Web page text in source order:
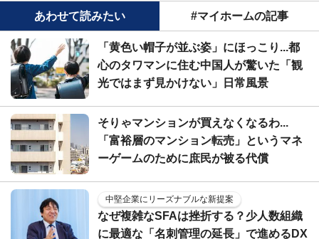
あわせて読みたい #マイホームの記事
「黄色い帽子が並ぶ姿」にほっこり...都
心のタワマンに住む中国人が驚いた「観
光ではまず見かけない」日常風景
そりゃマンションが買えなくなるわ...
「富裕層のマンション転売」というマネ
ーゲームのために庶民が被る代償
中堅企業にリーズナブルな新提案
なぜ複雑なSFAは挫折する？少人数組織
に最適な「名刺管理の延長」で進めるDX